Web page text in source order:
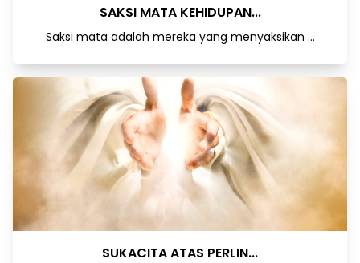
SAKSI MATA KEHIDUPAN...
Saksi mata adalah mereka yang menyaksikan ...
SUKACITA ATAS PERLIN...